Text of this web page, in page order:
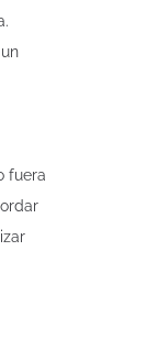
fuera